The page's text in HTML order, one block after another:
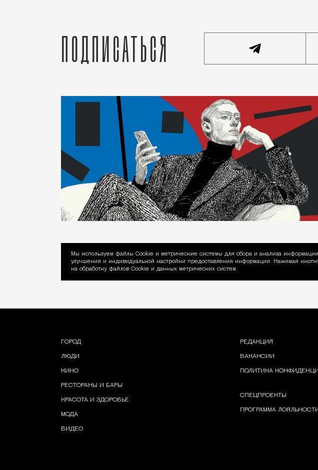
Подписаться
Уведомление об
Мы используем файлы Сookie и метрические системы для сбора и анализа
улучшения и индивидуальной настройки предоставления информации. Нажимая
на обработку файлов Cookie и данных метрических систем.
ГОРОД
ЛЮДИ
КИНО
РЕСТОРАНЫ И БАРЫ
КРАСОТА И ЗДОРОВЬЕ
МОДА
ВИДЕО
РЕДАКЦИЯ
ВАКАНСИИ
ПОЛИТИКА
СПЕЦПРОЕКТЫ
ПРОГРАММА ЛОЯЛЬНОСТИ